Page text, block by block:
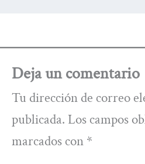
Deja un comentario
Tu dirección de correo
publicada. Los campos
marcados con *